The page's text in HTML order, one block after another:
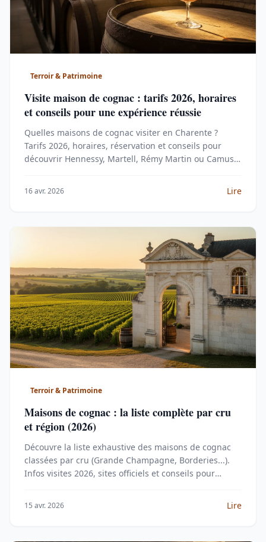
Terroir & Patrimoine
Visite maison de cognac : tarifs 2026, horaires
et conseils pour une expérience réussie
Quelles maisons de cognac visiter en Charente ?
Tarifs 2026, horaires, réservation et conseils pour
découvrir Hennessy, Martell, Rémy Martin ou Camus
16 avr. 2026 Lire
Terroir & Patrimoine
Maisons de cognac : la liste complète par cru
et région (2026)
Découvre la liste exhaustive des maisons de cognac
classées par cru (Grande Champagne, Borderies...).
Infos visites 2026, sites officiels et conseils pour
15 avr. 2026 Lire